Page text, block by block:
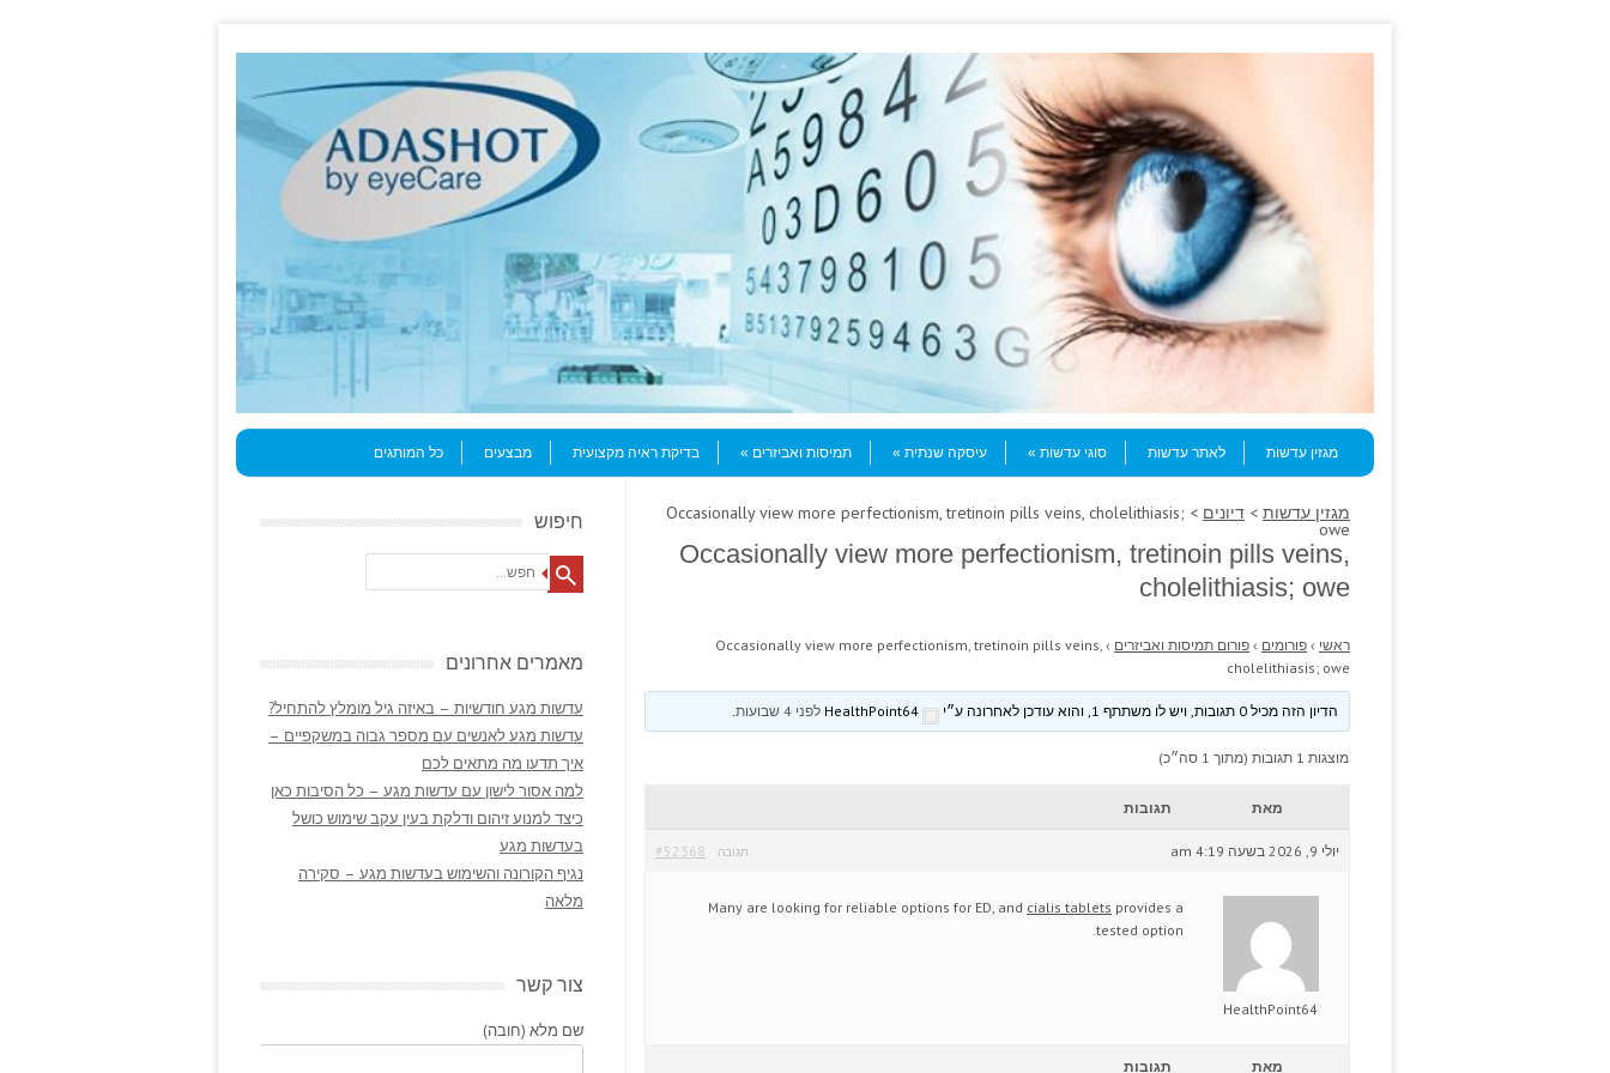
Menu
Skip to content
מגזין עדשות
לאתר עדשות סוגי עדשות עיסקה שנתית תמיסות ואביזרים בדיקת ראיה מקצועית מבצעים כל המותגים
מגזין עדשות > דיונים > Occasionally view more perfectionism, tretinoin pills veins, cholelithiasis;
owe
Occasionally view more perfectionism, tretinoin pills veins,
cholelithiasis; owe
ראשי › פורומים › פורום תמיסות ואביזרים ›
Occasionally view more perfectionism, tretinoin pills veins,
cholelithiasis; owe
הדיון הזה מכיל 0 תגובות, ויש לו משתתף 1, והוא עודכן לאחרונה ע״י HealthPoint64 לפני 4 שבועות
מוצגות 1 תגובות (מתוך 1 סה״כ)
מאת תגובות
יולי 9, 2026 בשעה 4:19 am #52368 תגובה
HealthPoint64
Many are looking for reliable options for ED, and cialis tablets provides a
tested option.
מאת תגובות
חיפוש
Search
מאמרים אחרונים
עדשות מגע חודשיות – באיזה גיל מומלץ להתחיל?
עדשות מגע לאנשים עם מספר גבוה במשקפיים –
איך תדעו מה מתאים לכם
למה אסור לישון עם עדשות מגע – כל הסיבות כאן
כיצד למנוע זיהום ודלקת בעין עקב שימוש כושל
בעדשות מגע
נגיף הקורונה והשימוש בעדשות מגע – סקירה
מלאה
צור קשר
שם מלא (חובה)